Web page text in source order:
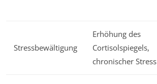
Stressbewältigung
Erhöhung des
Cortisolspiegels,
chronischer Stress